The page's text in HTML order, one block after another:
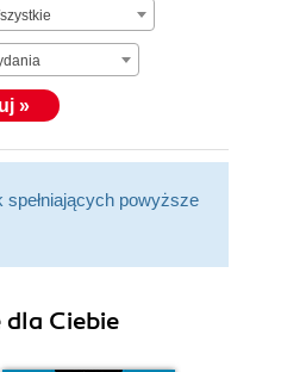
»
powyższe
Ciebie